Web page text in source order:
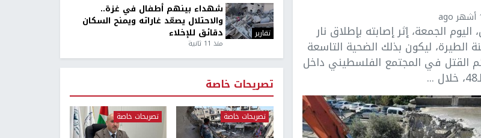
اليوم الجمعة، إثر إصابته بإطلاق نار
الطيرة، ليكون بذلك الضحية التاسعة
القتل في المجتمع الفلسطيني داخل
تقارير
شهداء بينهم أطفال في غزة..
والاحتلال يصعّد غاراته ويمنح السكان
دقائق للإخلاء
منذ 11 ثانية
تصريحات خاصة
تصريحات خاصة تصريحات خاصة